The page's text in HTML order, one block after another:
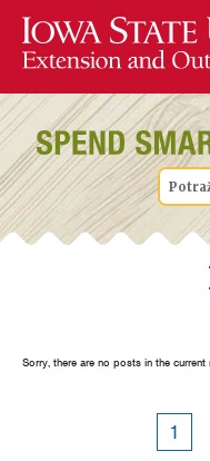
Sorry, there are no posts in the current
1